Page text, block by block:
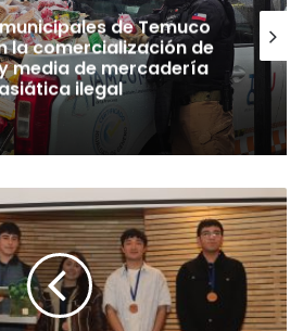
de Temuco
la comercialización de
media de mercadería
ilegal